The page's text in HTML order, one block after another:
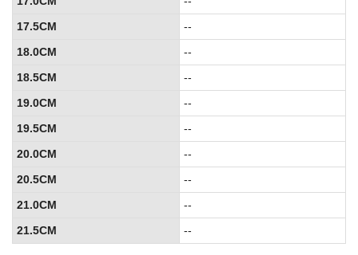
17.5CM
--
18.0CM
--
18.5CM
--
19.0CM
--
19.5CM
--
20.0CM
--
20.5CM
--
21.0CM
--
21.5CM
--